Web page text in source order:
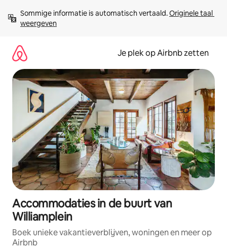
direct
naar
Sommige informatie is automatisch vertaald. Originele taal
weergeven
Je plek op Airbnb zetten
Accommodaties in de buurt van
Williamplein
Boek unieke vakantieverblijven, woningen en meer op
Airbnb